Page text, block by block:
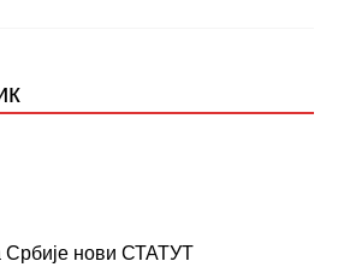
нови СТАТУТ